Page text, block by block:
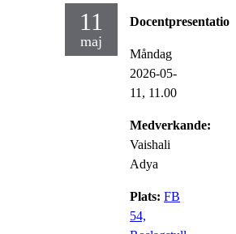
11
maj
Docentpresentation
Måndag
2026-05-
11, 11.00
Medverkande:
Vaishali
Adya
Plats: FB
54,